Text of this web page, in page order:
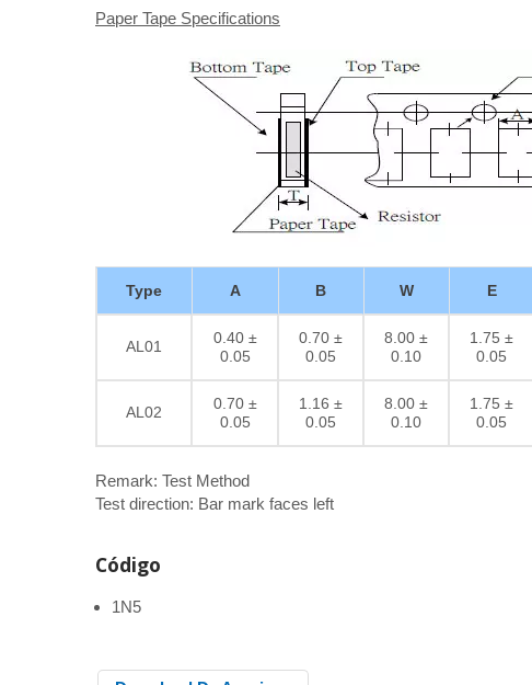
Paper Tape Specifications
Type A B W E
AL01
0.40 ±
0.05
0.70 ±
0.05
8.00 ±
0.10
1.75 ±
0.05
AL02
0.70 ±
0.05
1.16 ±
0.05
8.00 ±
0.10
1.75 ±
0.05
Remark: Test Method
Test direction: Bar mark faces left
Código
1N5